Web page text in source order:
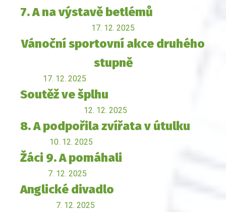
7. A na výstavě betlémů
17. 12. 2025
Vánoční sportovní akce druhého
stupně
17. 12. 2025
Soutěž ve šplhu
12. 12. 2025
8. A podpořila zvířata v útulku
10. 12. 2025
Žáci 9. A pomáhali
7. 12. 2025
Anglické divadlo
7. 12. 2025